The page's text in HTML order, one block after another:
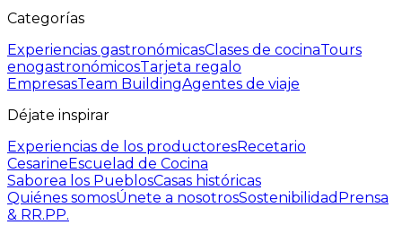
Categorías
Experiencias gastronómicasClases de cocinaTours
enogastronómicosTarjeta regalo
EmpresasTeam BuildingAgentes de viaje
Déjate inspirar
Experiencias de los productoresRecetario
CesarineEscuelad de Cocina
Saborea los PueblosCasas históricas
Quiénes somosÚnete a nosotrosSostenibilidad Prensa
& RR.PP.